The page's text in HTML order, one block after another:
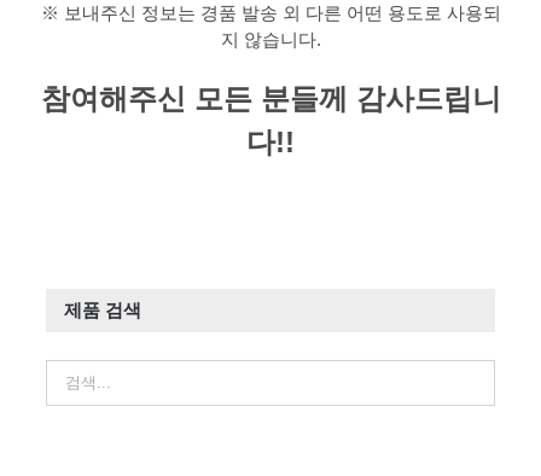
※ 보내주신 정보는 경품 발송 외 다른 어떤 용도로 사용되
지 않습니다.
참여해주신 모든 분들께 감사드립니
다!!
제품 검색